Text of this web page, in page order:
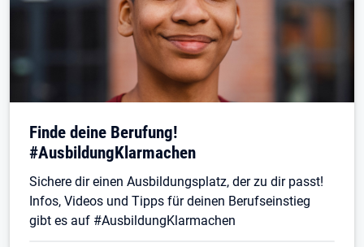
Finde deine Berufung!
#AusbildungKlarmachen
Sichere dir einen Ausbildungsplatz, der zu dir passt!
Infos, Videos und Tipps für deinen Berufseinstieg
gibt es auf #AusbildungKlarmachen